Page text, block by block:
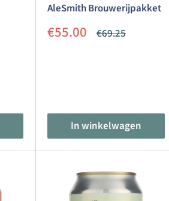
AleSmith Brouwerijpakket
Aanbiedingsprijs
€55.00 Normale
€69.25
In winkelwagen